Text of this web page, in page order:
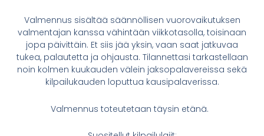
Valmennus sisältää säännöllisen vuorovaikutuksen
valmentajan kanssa vähintään viikkotasolla, toisinaan
jopa päivittäin. Et siis jää yksin, vaan saat jatkuvaa
tukea, palautetta ja ohjausta. Tilannettasi tarkastellaan
noin kolmen kuukauden välein jaksopalavereissa sekä
kilpailukauden loputtua kausipalaverissa.
Valmennus toteutetaan täysin etänä.